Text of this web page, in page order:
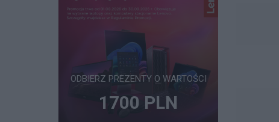
ODBIERZ PREZENTY O WARTOŚCI
1700 PLN